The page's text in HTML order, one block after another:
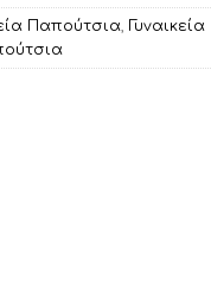
Παπούτσια, Γυναικεία